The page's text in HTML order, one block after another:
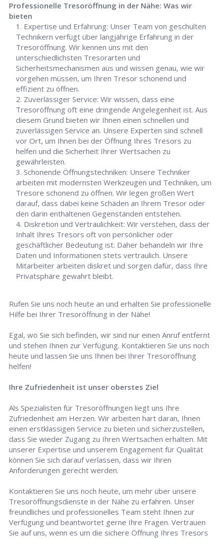
Professionelle Tresoröffnung in der Nähe: Was wir
bieten
Expertise und Erfahrung: Unser Team von geschulten
Technikern verfügt über langjährige Erfahrung in der
Tresoröffnung. Wir kennen uns mit den
unterschiedlichsten Tresorarten und
Sicherheitsmechanismen aus und wissen genau, wie wir
vorgehen müssen, um Ihren Tresor schonend und
effizient zu öffnen.
Zuverlässiger Service: Wir wissen, dass eine
Tresoröffnung oft eine dringende Angelegenheit ist. Aus
diesem Grund bieten wir Ihnen einen schnellen und
zuverlässigen Service an. Unsere Experten sind schnell
vor Ort, um Ihnen bei der Öffnung Ihres Tresors zu
helfen und die Sicherheit Ihrer Wertsachen zu
gewährleisten.
Schonende Öffnungstechniken: Unsere Techniker
arbeiten mit modernsten Werkzeugen und Techniken, um
Tresore schonend zu öffnen. Wir legen großen Wert
darauf, dass dabei keine Schäden an Ihrem Tresor oder
den darin enthaltenen Gegenständen entstehen.
Diskretion und Vertraulichkeit: Wir verstehen, dass der
Inhalt Ihres Tresors oft von persönlicher oder
geschäftlicher Bedeutung ist. Daher behandeln wir Ihre
Daten und Informationen stets vertraulich. Unsere
Mitarbeiter arbeiten diskret und sorgen dafür, dass Ihre
Privatsphäre gewahrt bleibt.
Rufen Sie uns noch heute an und erhalten Sie professionelle
Hilfe bei Ihrer Tresoröffnung in der Nähe!
Egal, wo Sie sich befinden, wir sind nur einen Anruf entfernt
und stehen Ihnen zur Verfügung. Kontaktieren Sie uns noch
heute und lassen Sie uns Ihnen bei Ihrer Tresoröffnung
helfen!
Ihre Zufriedenheit ist unser oberstes Ziel
Als Spezialisten für Tresoröffnungen liegt uns Ihre
Zufriedenheit am Herzen. Wir arbeiten hart daran, Ihnen
einen erstklassigen Service zu bieten und sicherzustellen,
dass Sie wieder Zugang zu Ihren Wertsachen erhalten. Mit
unserer Expertise und unserem Engagement für Qualität
können Sie sich darauf verlassen, dass wir Ihren
Anforderungen gerecht werden.
Kontaktieren Sie uns noch heute, um mehr über unsere
Tresoröffnungsdienste in der Nähe zu erfahren. Unser
freundliches und professionelles Team steht Ihnen zur
Verfügung und beantwortet gerne Ihre Fragen. Vertrauen
Sie auf uns, wenn es um die sichere Öffnung Ihres Tresors